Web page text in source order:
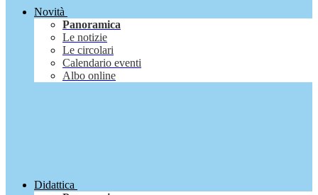
Novità
Panoramica
Le notizie
Le circolari
Calendario eventi
Albo online
Didattica